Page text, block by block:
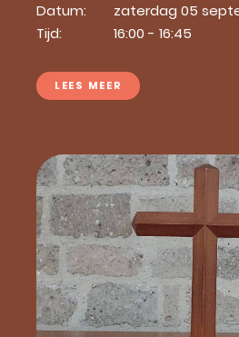
Datum:
Tijd:
zaterdag 05
16:00 - 16:45
LEES MEER